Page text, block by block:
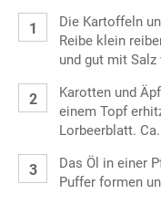
Die Kartoffeln
Reibe klein
und gut mit Salz
Karotten und
einem Topf
Lorbeerblatt.
Das Öl in einer
Puffer formen